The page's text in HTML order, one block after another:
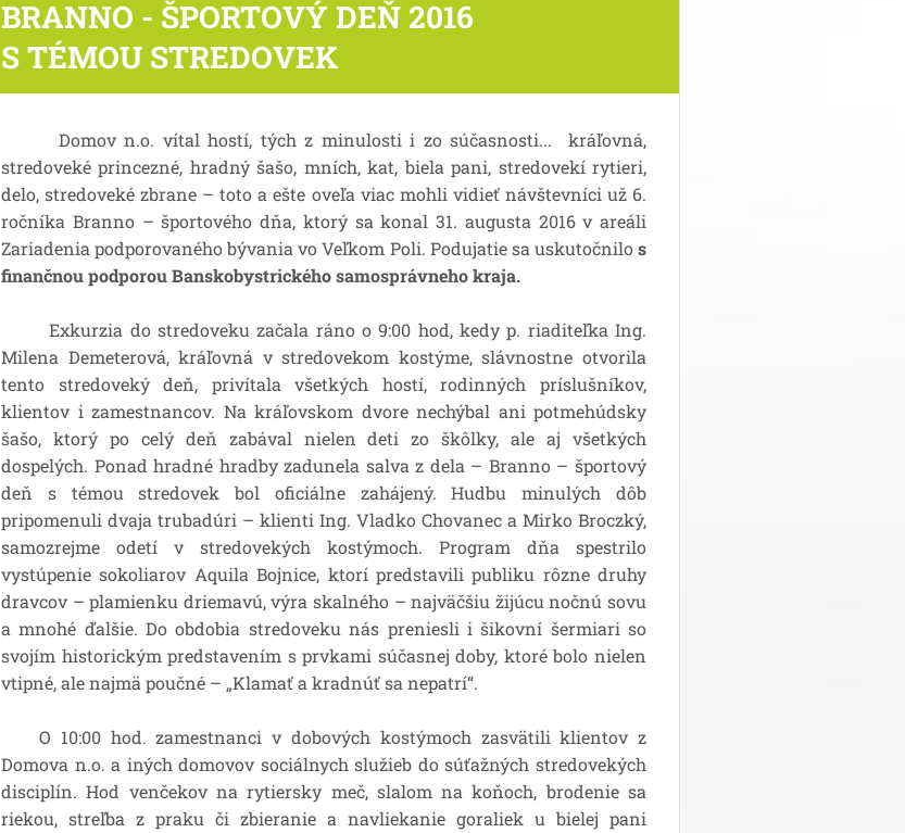
BRANNO - ŠPORTOVÝ DEŇ 2016
S TÉMOU STREDOVEK
Domov n.o. vítal hostí, tých z minulosti i zo súčasnosti... kráľovná,
stredoveké princezné, hradný šašo, mních, kat, biela pani, stredovekí rytieri,
delo, stredoveké zbrane – toto a ešte oveľa viac mohli vidieť návštevníci už 6.
ročníka Branno – športového dňa, ktorý sa konal 31. augusta 2016 v areáli
Zariadenia podporovaného bývania vo Veľkom Poli. Podujatie sa uskutočnilos
finančnou podporou Banskobystrického samosprávneho kraja.
Exkurzia do stredoveku začala ráno o 9:00 hod, kedy p. riaditeľka Ing.
Milena Demeterová, kráľovná v stredovekom kostýme, slávnostne otvorila
tento stredoveký deň, privítala všetkých hostí, rodinných príslušníkov,
klientov i zamestnancov. Na kráľovskom dvore nechýbal ani potmehúdsky
šašo, ktorý po celý deň zabával nielen deti zo škôlky, ale aj všetkých
dospelých. Ponad hradné hradby zadunela salva z dela – Branno – športový
deň s témou stredovek bol oficiálne zahájený. Hudbu minulých dôb
pripomenuli dvaja trubadúri – klienti Ing. Vladko Chovanec a Mirko Broczký,
samozrejme odetí v stredovekých kostýmoch. Program dňa spestrilo
vystúpenie sokoliarov Aquila Bojnice, ktorí predstavili publiku rôzne druhy
dravcov – plamienku driemavú, výra skalného – najväčšiu žijúcu nočnú sovu
a mnohé ďalšie. Do obdobia stredoveku nás preniesli i šikovní šermiari so
svojím historickým predstavením s prvkami súčasnej doby, ktoré bolo nielen
vtipné, ale najmä poučné – „Klamať a kradnúť sa nepatrí“.
O 10:00 hod. zamestnanci v dobových kostýmoch zasvätili klientov z
Domova n.o. a iných domovov sociálnych služieb do súťažných stredovekých
disciplín. Hod venčekov na rytiersky meč, slalom na koňoch, brodenie sa
riekou, streľba z praku či zbieranie a navliekanie goraliek u bielej pani